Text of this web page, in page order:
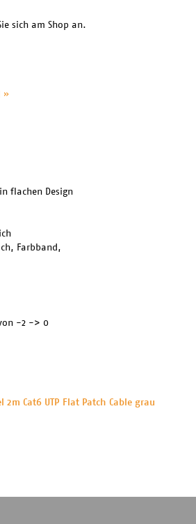
sich am Shop an.
»
flachen Design
Farbband,
von -2 -> 0
2m Cat6 UTP Flat Patch Cable grau